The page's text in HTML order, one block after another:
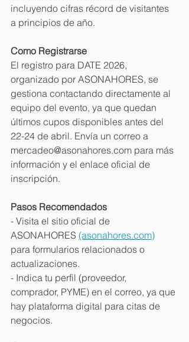
incluyendo cifras récord de visitantes
a principios de año.
Como Registrarse
El registro para DATE 2026,
organizado por ASONAHORES, se
gestiona contactando directamente al
equipo del evento, ya que quedan
últimos cupos disponibles antes del
22-24 de abril. Envía un correo a
mercadeo@asonahores.com para más
información y el enlace oficial de
inscripción.
Pasos Recomendados
- Visita el sitio oficial de
ASONAHORES (asonahores.com)
para formularios relacionados o
actualizaciones.
- Indica tu perfil (proveedor,
comprador, PYME) en el correo, ya que
hay plataforma digital para citas de
negocios.